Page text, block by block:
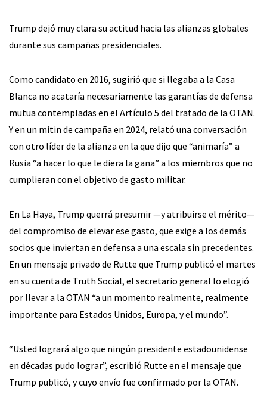
Trump dejó muy clara su actitud hacia las alianzas globales
durante sus campañas presidenciales.
Como candidato en 2016, sugirió que si llegaba a la Casa
Blanca no acataría necesariamente las garantías de defensa
mutua contempladas en el Artículo 5 del tratado de la OTAN.
Y en un mitin de campaña en 2024, relató una conversación
con otro líder de la alianza en la que dijo que “animaría” a
Rusia “a hacer lo que le diera la gana” a los miembros que no
cumplieran con el objetivo de gasto militar.
En La Haya, Trump querrá presumir —y atribuirse el mérito—
del compromiso de elevar ese gasto, que exige a los demás
socios que inviertan en defensa a una escala sin precedentes.
En un mensaje privado de Rutte que Trump publicó el martes
en su cuenta de Truth Social, el secretario general lo elogió
por llevar a la OTAN “a un momento realmente, realmente
importante para Estados Unidos, Europa, y el mundo”.
“Usted logrará algo que ningún presidente estadounidense
en décadas pudo lograr”, escribió Rutte en el mensaje que
Trump publicó, y cuyo envío fue confirmado por la OTAN.